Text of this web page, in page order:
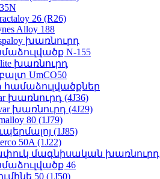
26 (R26)
Alloy 188
խառնուրդ
N-155
խառնուրդ
UmCO50
համաձուլվածքներ
խառնուրդ (4J36)
խառնուրդ (4J29)
80 (1J79)
(1J85)
50A (1J22)
մագնիսական խառնուրդ
46
50 (1J50)